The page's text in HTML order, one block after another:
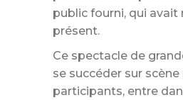
public fourni, qui avait
présent.
Ce spectacle de
se succéder sur scène
participants, entre